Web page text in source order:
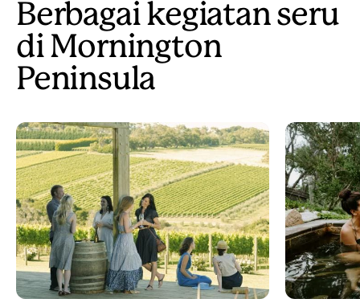
Berbagai kegiatan seru
di Mornington
Peninsula